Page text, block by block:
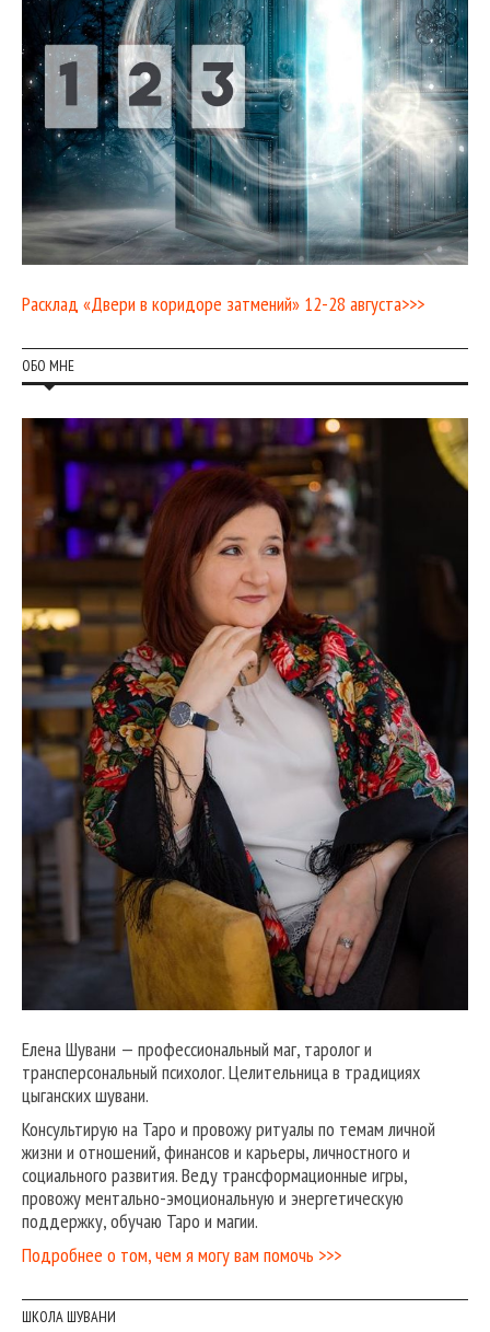
Расклад «Двери в коридоре затмений» 12-28 августа>>>
ОБО МНЕ
Елена Шувани — профессиональный маг, таролог и
трансперсональный психолог. Целительница в традициях
цыганских шувани.
Консультирую на Таро и провожу ритуалы по темам личной
жизни и отношений, финансов и карьеры, личностного и
социального развития. Веду трансформационные игры,
провожу ментально-эмоциональную и энергетическую
поддержку, обучаю Таро и магии.
Подробнее о том, чем я могу вам помочь >>>
ШКОЛА ШУВАНИ